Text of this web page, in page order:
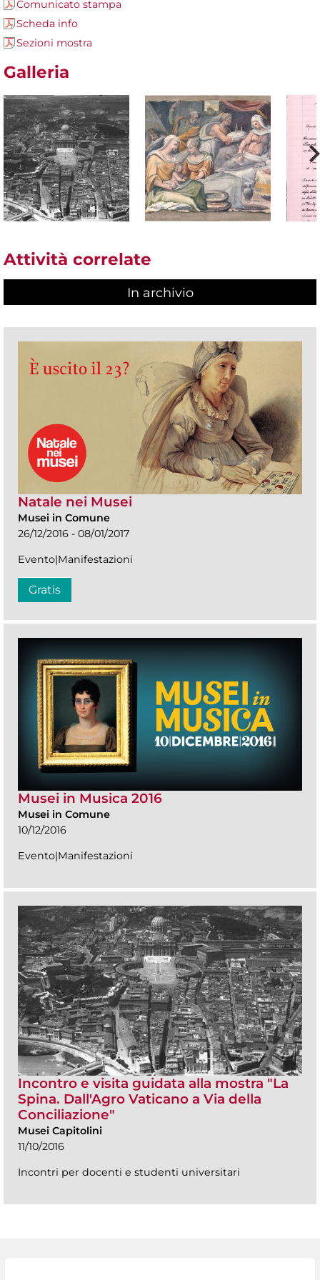
Comunicato stampa
Scheda info
Sezioni mostra
Galleria
Attività correlate
In archivio
Natale nei Musei
Musei in Comune
26/12/2016 - 08/01/2017
Evento|Manifestazioni
Gratis
Musei in Musica 2016
Musei in Comune
10/12/2016
Evento|Manifestazioni
Incontro e visita guidata alla mostra "La
Spina. Dall'Agro Vaticano a Via della
Conciliazione"
Musei Capitolini
11/10/2016
Incontri per docenti e studenti universitari